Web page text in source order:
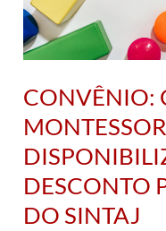
CONVÊNIO:
DESCONTO
DO SINTAJ
PARA
FILIADOS(AS)
DO
SINTAJ